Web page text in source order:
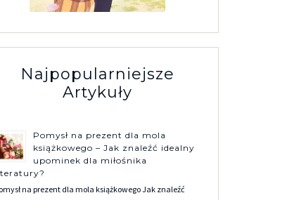
Najpopularniejsze
Artykuły
Pomysł na prezent dla mola
książkowego – Jak znaleźć idealny
upominek dla miłośnika
na prezent dla mola książkowego Jak znaleźć